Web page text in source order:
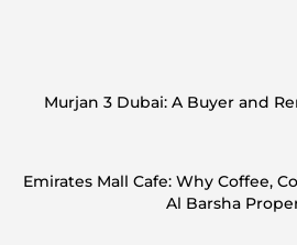
Murjan 3 Dubai: A Buyer and
Emirates Mall Cafe: Why Coffee,
Al Barsha